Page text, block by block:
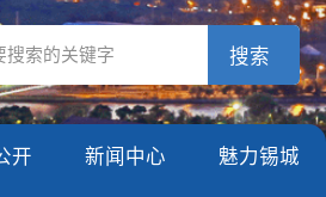
开 新闻中心 魅力锡城